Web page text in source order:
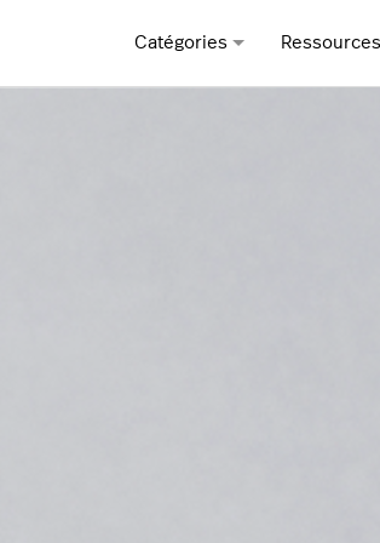
Catégories Ressources